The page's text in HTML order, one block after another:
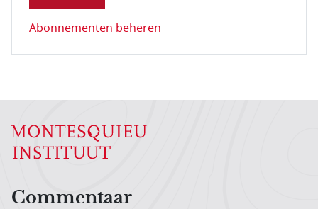
Abonnementen beheren
Hoofdnavigatiemenu
Commentaar